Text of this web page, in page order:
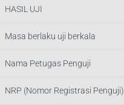
HASIL UJI
Masa berlaku uji berkala
Nama Petugas Penguji
NRP (Nomor Registrasi Penguji)